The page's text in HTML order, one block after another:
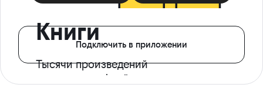
Книги
Тысячи произведений
с доступом офлайн
Подключить в приложении